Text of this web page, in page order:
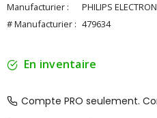
Manufacturier :
PHILIPS
# Manufacturier : 479634
En inventaire
Compte PRO seulement.